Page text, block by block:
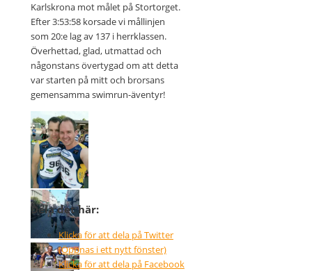
Karlskrona mot målet på Stortorget.
Efter 3:53:58 korsade vi mållinjen
som 20:e lag av 137 i herrklassen.
Överhettad, glad, utmattad och
någonstans övertygad om att detta
var starten på mitt och brorsans
gemensamma swimrun-äventyr!
Dela det här:
Klicka för att dela på Twitter
(Öppnas i ett nytt fönster)
Klicka för att dela på Facebook